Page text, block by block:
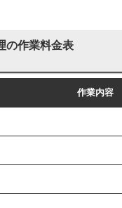
の作業料金表
作業内容